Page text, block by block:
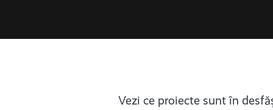
Vezi ce proiecte sunt în